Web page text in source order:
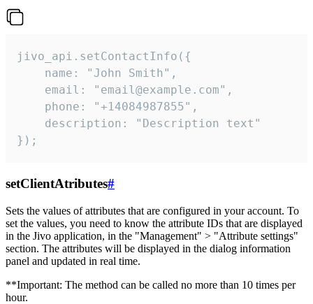
jivo_api.setContactInfo({
    name: "John Smith",
    email: "email@example.com",
    phone: "+14084987855",
    description: "Description text"
});
setClientAtributes#
Sets the values ​​of attributes that are configured in your account. To
set the values, you need to know the attribute IDs that are displayed
in the Jivo application, in the "Management" > "Attribute settings"
section. The attributes will be displayed in the dialog information
panel and updated in real time.
**Important: The method can be called no more than 10 times per
hour.